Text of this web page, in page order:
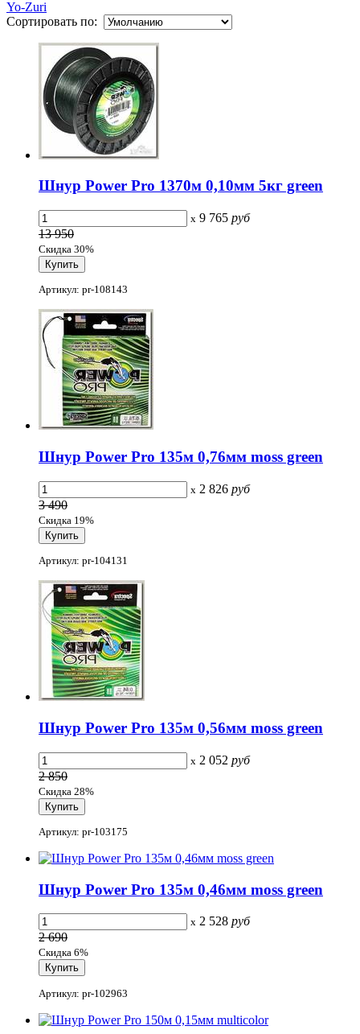
Yo-Zuri
Сортировать по:
Шнур Power Pro 1370м 0,10мм 5кг green
x 9 765 руб
13 950
Скидка 30%
Артикул: pr-108143
Шнур Power Pro 135м 0,76мм moss green
x 2 826 руб
3 490
Скидка 19%
Артикул: pr-104131
Шнур Power Pro 135м 0,56мм moss green
x 2 052 руб
2 850
Скидка 28%
Артикул: pr-103175
Шнур Power Pro 135м 0,46мм moss green
x 2 528 руб
2 690
Скидка 6%
Артикул: pr-102963